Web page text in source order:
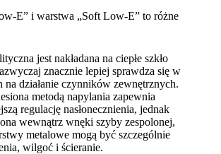
E” i warstwa „Soft Low-E” to różne
jest nakładana na ciepłe szkło
znacznie lepiej sprawdza się w
na działanie czynników zewnętrznych.
metodą napylania zapewnia
regulację nasłonecznienia, jednak
wewnątrz wnęki szyby zespolonej,
metalowe mogą być szczególnie
wilgoć i ścieranie.